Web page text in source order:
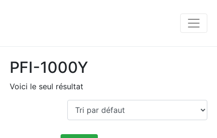
PFI-1000Y
Voici le seul résultat